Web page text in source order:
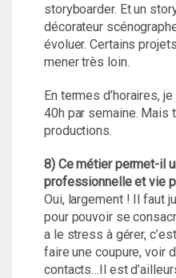
storyboarder. Et un
décorateur
évoluer. Certains
mener très loin.
En termes d’horaires,
40h par semaine. Mais
productions.
8) Ce métier permet-il
professionnelle et vie
Oui, largement ! Il faut
pour pouvoir se
a le stress à gérer,
faire une coupure, voir
contacts…Il est